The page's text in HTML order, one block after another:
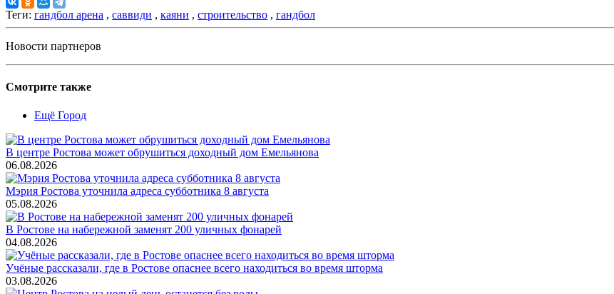
Теги: гандбол арена , саввиди , каяни , строительство , гандбол
Новости партнеров
Смотрите также
Ещё Город
В центре Ростова может обрушиться доходный дом Емельянова
06.08.2026
Мэрия Ростова уточнила адреса субботника 8 августа
05.08.2026
В Ростове на набережной заменят 200 уличных фонарей
04.08.2026
Учёные рассказали, где в Ростове опаснее всего находиться во время шторма
03.08.2026